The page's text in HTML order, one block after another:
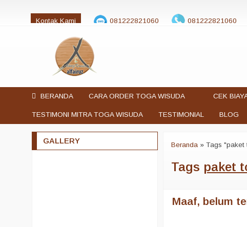
Kontak Kami 081222821060 081222821060
jualtogawisuda@gmail.com
BERANDA CARA ORDER TOGA WISUDA CEK
TESTIMONI MITRA TOGA WISUDA TESTIMONIAL BLOG
Beranda »Tags "paket
Tags paket
Maaf, belum
GALLERY